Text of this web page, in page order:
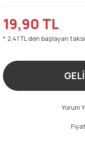
19,90 TL
* 2,41 TL den başlayan
Yorum